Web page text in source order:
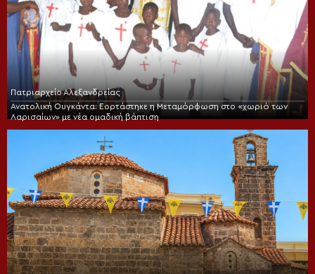
Πατριαρχείο Αλεξανδρείας
Ανατολική Ουγκάντα: Εορτάστηκε η Μεταμόρφωση στο «χωριό των
Λαρισαίων» με νέα ομαδική βάπτιση